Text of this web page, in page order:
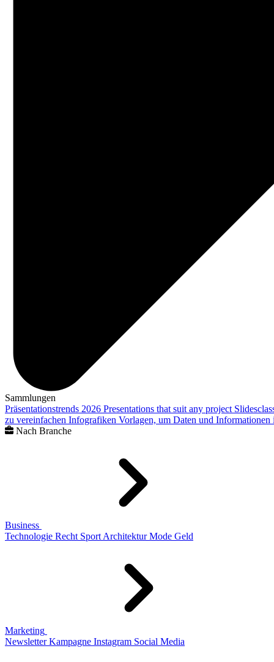
Sammlungen
Präsentationstrends 2026 Presentations that suit any project
zu vereinfachen Infografiken Vorlagen, um Daten und
Nach Branche
Business
Technologie Recht Sport Architektur Mode Geld
Marketing
Newsletter Kampagne Instagram Social Media